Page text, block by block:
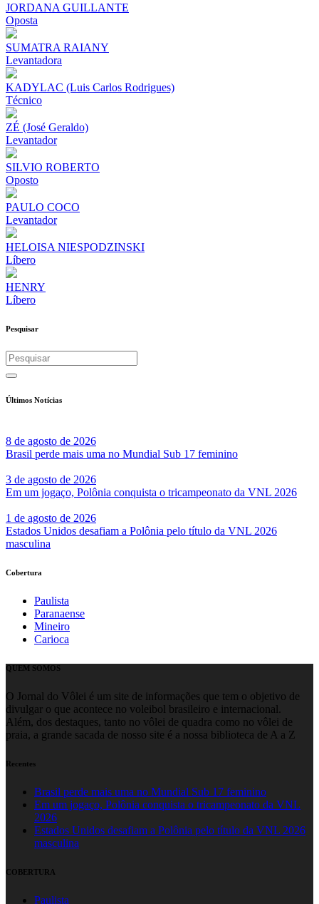
JORDANA GUILLANTE
Oposta
SUMATRA RAIANY
Levantadora
KADYLAC (Luis Carlos Rodrigues)
Técnico
ZÉ (José Geraldo)
Levantador
SILVIO ROBERTO
Oposto
PAULO COCO
Levantador
HELOISA NIESPODZINSKI
Líbero
HENRY
Líbero
Pesquisar
Últimos Notícias
8 de agosto de 2026
Brasil perde mais uma no Mundial Sub 17 feminino
3 de agosto de 2026
Em um jogaço, Polônia conquista o tricampeonato da VNL 2026
1 de agosto de 2026
Estados Unidos desafiam a Polônia pelo título da VNL 2026
masculina
Cobertura
Paulista
Paranaense
Mineiro
Carioca
QUEM SOMOS
O Jornal do Vôlei é um site de informações que tem o objetivo de
divulgar o que acontece no voleibol brasileiro e internacional.
Além, dos destaques, tanto no vôlei de quadra como no vôlei de
praia, a grande sacada de nosso site é a nossa biblioteca de A a Z
Recentes
Brasil perde mais uma no Mundial Sub 17 feminino
Em um jogaço, Polônia conquista o tricampeonato da VNL
2026
Estados Unidos desafiam a Polônia pelo título da VNL 2026
masculina
COBERTURA
Paulista